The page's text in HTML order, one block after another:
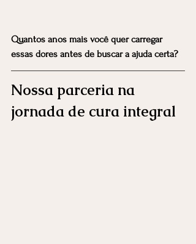
Quantos anos mais você quer carregar
essas dores antes de buscar a ajuda certa?
Nossa parceria na
jornada de cura integral